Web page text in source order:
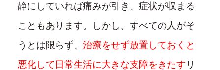
静にしていれば痛みが引き、症状が収まる
こともあります。しかし、すべての人がそ
うとは限らず、 治療をせず放置しておくと
悪化して日常生活に大きな支障をきたす リ